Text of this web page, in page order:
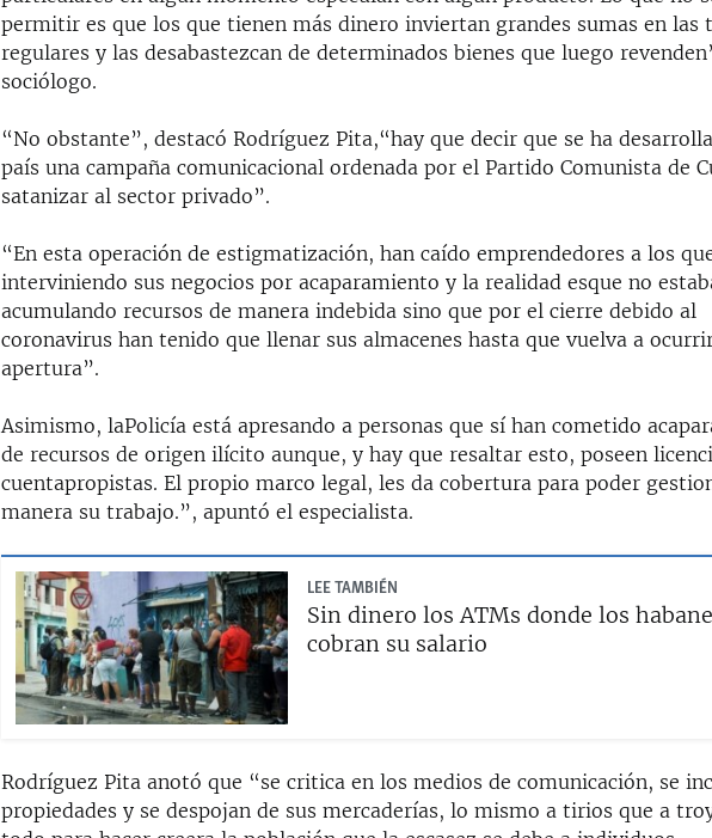
permitir es que los que tienen más dinero inviertan grandes sumas en las
regulares y las desabastezcan de determinados bienes que luego
sociólogo.
“No obstante”, destacó Rodríguez Pita,“hay que decir que se ha
país una campaña comunicacional ordenada por el Partido Comunista de
satanizar al sector privado”.
“En esta operación de estigmatización, han caído emprendedores a los
interviniendo sus negocios por acaparamiento y la realidad esque no
acumulando recursos de manera indebida sino que por el cierre debido al
coronavirus han tenido que llenar sus almacenes hasta que vuelva a
apertura”.
Asimismo, laPolicía está apresando a personas que sí han cometido
de recursos de origen ilícito aunque, y hay que resaltar esto, poseen
cuentapropistas. El propio marco legal, les da cobertura para poder
manera su trabajo.”, apuntó el especialista.
LEE TAMBIÉN
Sin dinero los ATMs donde los
cobran su salario
Rodríguez Pita anotó que “se critica en los medios de comunicación, se
propiedades y se despojan de sus mercaderías, lo mismo a tirios que a